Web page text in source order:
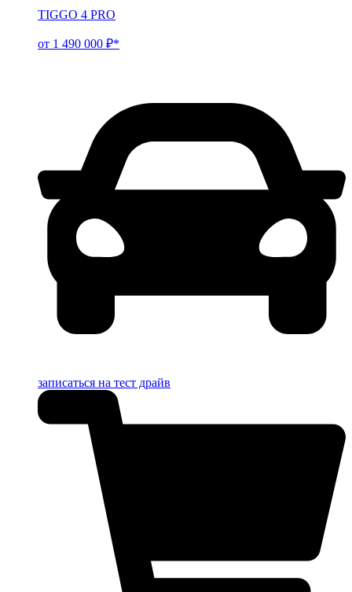
TIGGO 4 PRO
от 1 490 000 ₽*
записаться на тест драйв